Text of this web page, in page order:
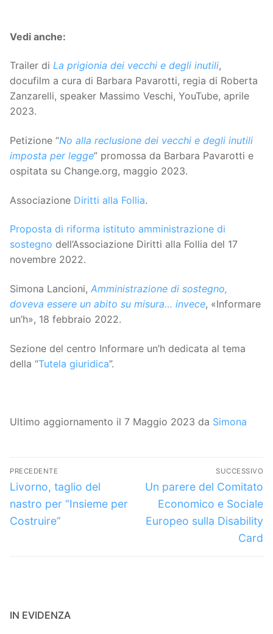
Vedi anche:
Trailer di La prigionia dei vecchi e degli inutili,
docufilm a cura di Barbara Pavarotti, regia di Roberta
Zanzarelli, speaker Massimo Veschi, YouTube, aprile
2023.
Petizione “No alla reclusione dei vecchi e degli inutili
imposta per legge” promossa da Barbara Pavarotti e
ospitata su Change.org, maggio 2023.
Associazione Diritti alla Follia.
Proposta di riforma istituto amministrazione di
sostegno dell’Associazione Diritti alla Follia del 17
novembre 2022.
Simona Lancioni, Amministrazione di sostegno,
doveva essere un abito su misura… invece, «Informare
un’h», 18 febbraio 2022.
Sezione del centro Informare un’h dedicata al tema
della “Tutela giuridica”.
Ultimo aggiornamento il 7 Maggio 2023 da Simona
Navigazione
articoli
PRECEDENTE
Articolo
precedente:
Livorno, taglio del
nastro per “Insieme per
Costruire”
SUCCESSIVO
Articolo
successivo:
Un parere del Comitato
Economico e Sociale
Europeo sulla Disability
Card
IN EVIDENZA